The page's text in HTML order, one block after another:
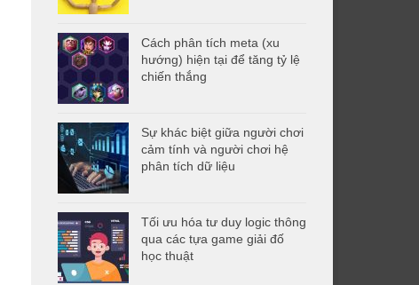
Cách phân tích meta (xu
hướng) hiện tại để tăng tỷ lệ
chiến thắng
Sự khác biệt giữa người chơi
cảm tính và người chơi hệ
phân tích dữ liệu
Tối ưu hóa tư duy logic thông
qua các tựa game giải đố
học thuật